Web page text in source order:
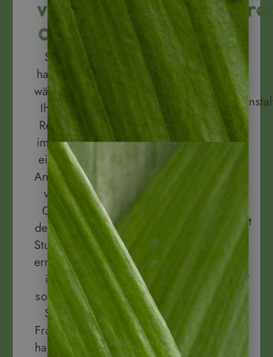
vor
Ort
Sie
haben
während
Ihrer
Reise
immer
einen
Ansprechpartner
vor
Ort,
der 24
Stunden
erreichbar
ist,
sollten
Sie
Fragen
haben!
Buchen
Sie bei
uns
Ihre
Reiseversicherungen
gleich
arbeiten
Hanse
Merkur
Versicherung
zusammen.
sind
deutscher
Bei
allen
liegt
das
Reiserecht
unserem
Handeln
zugrunde.